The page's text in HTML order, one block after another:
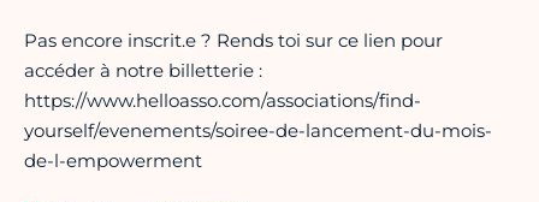
Pas encore inscrit.e ? Rends toi sur ce lien pour
accéder à notre billetterie :
https://www.helloasso.com/associations/find-
yourself/evenements/soiree-de-lancement-du-mois-
de-l-empowerment